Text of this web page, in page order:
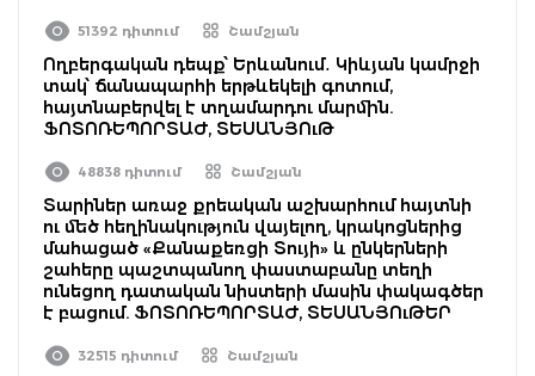
51392 դիտում Շամշյան
Ողբերգական դեպք՝ Երևանում․ Կիևյան կամրջի
տակ՝ ճանապարհի երթևեկելի գոտում,
հայտնաբերվել է տղամարդու մարմին.
ՖՈՏՈՌԵՊՈՐՏԱԺ, ՏԵՍԱՆՅՈւԹ
48838 դիտում Շամշյան
Տարիներ առաջ քրեական աշխարհում հայտնի
ու մեծ հեղինակություն վայելող, կրակոցներից
մահացած «Քանաքեռցի Տույի» և ընկերների
շահերը պաշտպանող փաստաբանը տեղի
ունեցող դատական նիստերի մասին փակագծեր
է բացում. ՖՈՏՈՌԵՊՈՐՏԱԺ, ՏԵՍԱՆՅՈւԹԵՐ
32515 դիտում Շամշյան